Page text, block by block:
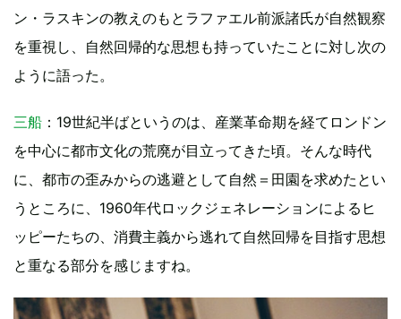
ン・ラスキンの教えのもとラファエル前派諸氏が自然観察
を重視し、自然回帰的な思想も持っていたことに対し次の
ように語った。
三船 ：19世紀半ばというのは、産業革命期を経てロンドン
を中心に都市文化の荒廃が目立ってきた頃。そんな時代
に、都市の歪みからの逃避として自然＝田園を求めたとい
うところに、1960年代ロックジェネレーションによるヒ
ッピーたちの、消費主義から逃れて自然回帰を目指す思想
と重なる部分を感じますね。